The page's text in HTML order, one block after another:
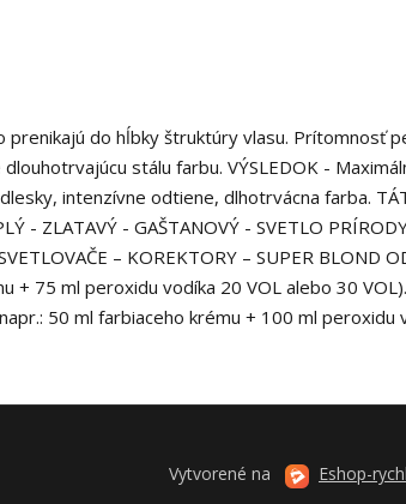
do hĺbky štruktúry vlasu. Prítomnosť
stálu farbu. VÝSLEDOK -
intenzívne odtiene, dlhotrvácna farba.
- ZLATAVÝ - GAŠTANOVÝ - SVETLO
– KOREKTORY – SUPER BLOND
+ 75 ml peroxidu vodíka 20 VOL alebo 30 VOL).
50 ml farbiaceho krému + 100 ml peroxidu
Vytvorené na Eshop-